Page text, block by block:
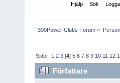
Hjälp Sök
300Power Clubs Forum »
Sidor: 1 2 3 [4]5 6 7 8 9 10 11 12
Författare